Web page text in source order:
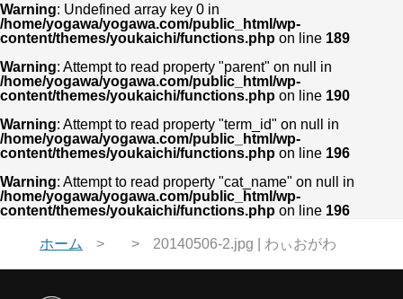
Warning: Undefined array key 0 in
/home/yogawa/yogawa.com/public_html/wp-
content/themes/youkaichi/functions.php on line 189
Warning: Attempt to read property "parent" on null in
/home/yogawa/yogawa.com/public_html/wp-
content/themes/youkaichi/functions.php on line 190
Warning: Attempt to read property "term_id" on null in
/home/yogawa/yogawa.com/public_html/wp-
content/themes/youkaichi/functions.php on line 196
Warning: Attempt to read property "cat_name" on null in
/home/yogawa/yogawa.com/public_html/wp-
content/themes/youkaichi/functions.php on line 196
ホーム 20140506-2.jpg | わぃおがわ